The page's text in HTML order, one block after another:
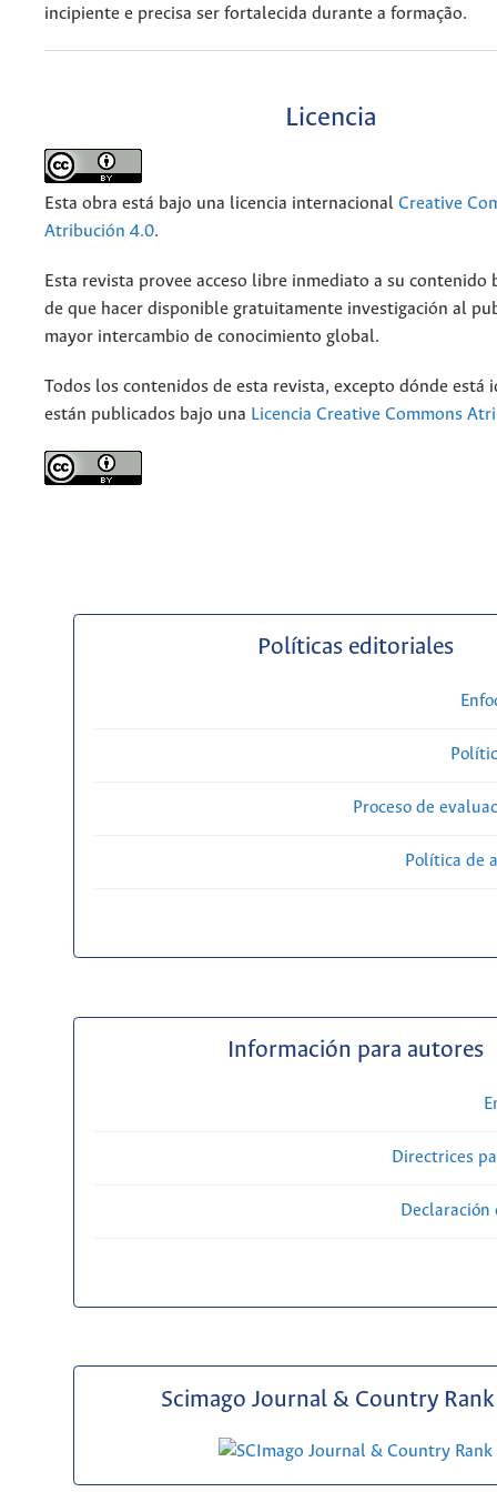
incipiente e precisa ser fortalecida durante a formação.
Licencia
Esta obra está bajo una licencia internacional Creative
Atribución 4.0.
Esta revista provee acceso libre inmediato a su contenido
de que hacer disponible gratuitamente investigación al
mayor intercambio de conocimiento global.
Todos los contenidos de esta revista, excepto dónde está
están publicados bajo una Licencia Creative Commons
Políticas editoriales
Proceso de
Política de
Información para autores
Directrices
Scimago Journal & Country Rank